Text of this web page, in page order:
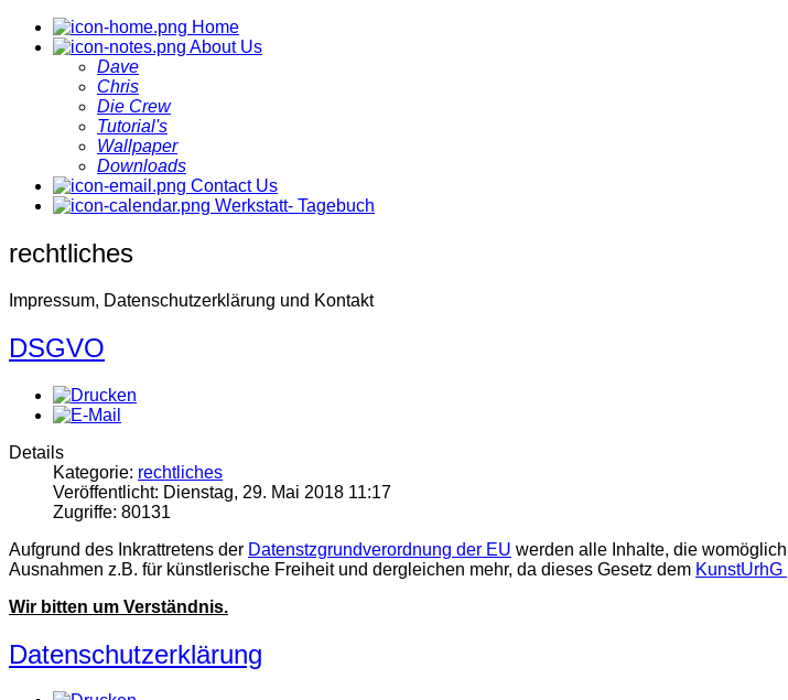
Home
About Us
Dave
Chris
Die Crew
Tutorial's
Wallpaper
Downloads
Contact Us
Werkstatt- Tagebuch
rechtliches
Impressum, Datenschutzerklärung und Kontakt
DSGVO
Details
Kategorie: rechtliches
Veröffentlicht: Dienstag, 29. Mai 2018 11:17
Zugriffe: 80131
Aufgrund des Inkrattretens der Datenstzgrundverordnung der EU werden alle Inhalte, die
Ausnahmen z.B. für künstlerische Freiheit und dergleichen mehr, da dieses Gesetz dem KunstUrhG
Wir bitten um Verständnis.
Datenschutzerklärung